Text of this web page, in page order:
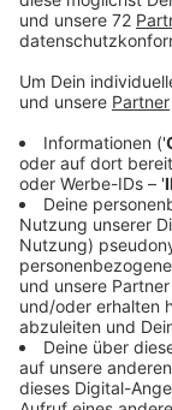
Anzeige
Mit dem Test
ob die
und der Alarm
geplant. In
bestehende
Ortsteilen
Gemeinde
„Beisenbusch“
aktuell einen
Außenbereich